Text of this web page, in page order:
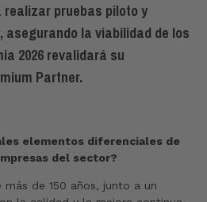
pruebas piloto y
la viabilidad de los
2026 revalidará su
Partner.
elementos diferenciales de
del sector?
de 150 años, junto a un